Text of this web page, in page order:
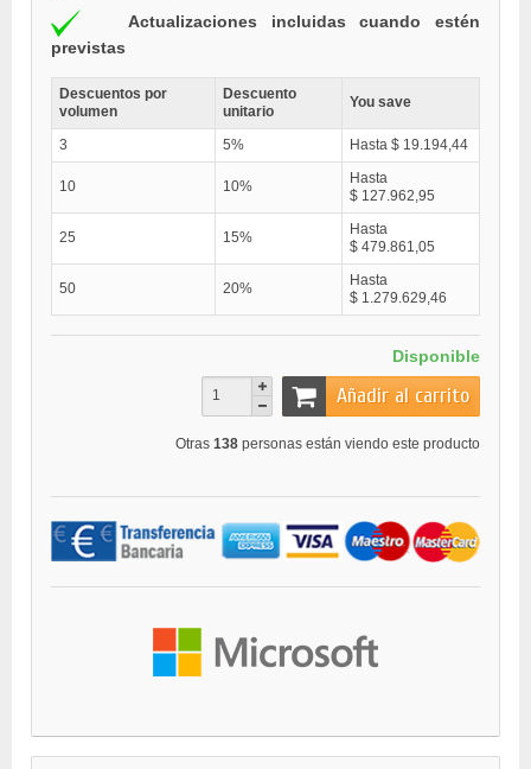
Actualizaciones incluidas cuando estén
previstas
Descuentos por
volumen
Descuento
unitario
You save
3 5% Hasta $ 19.194,44
10 10%
Hasta
$ 127.962,95
25 15%
Hasta
$ 479.861,05
50 20%
Hasta
$ 1.279.629,46
Disponible
Añadir al carrito
Otras 138 personas están viendo este producto